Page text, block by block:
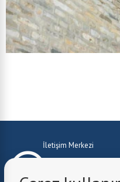
İletişim Merkezi